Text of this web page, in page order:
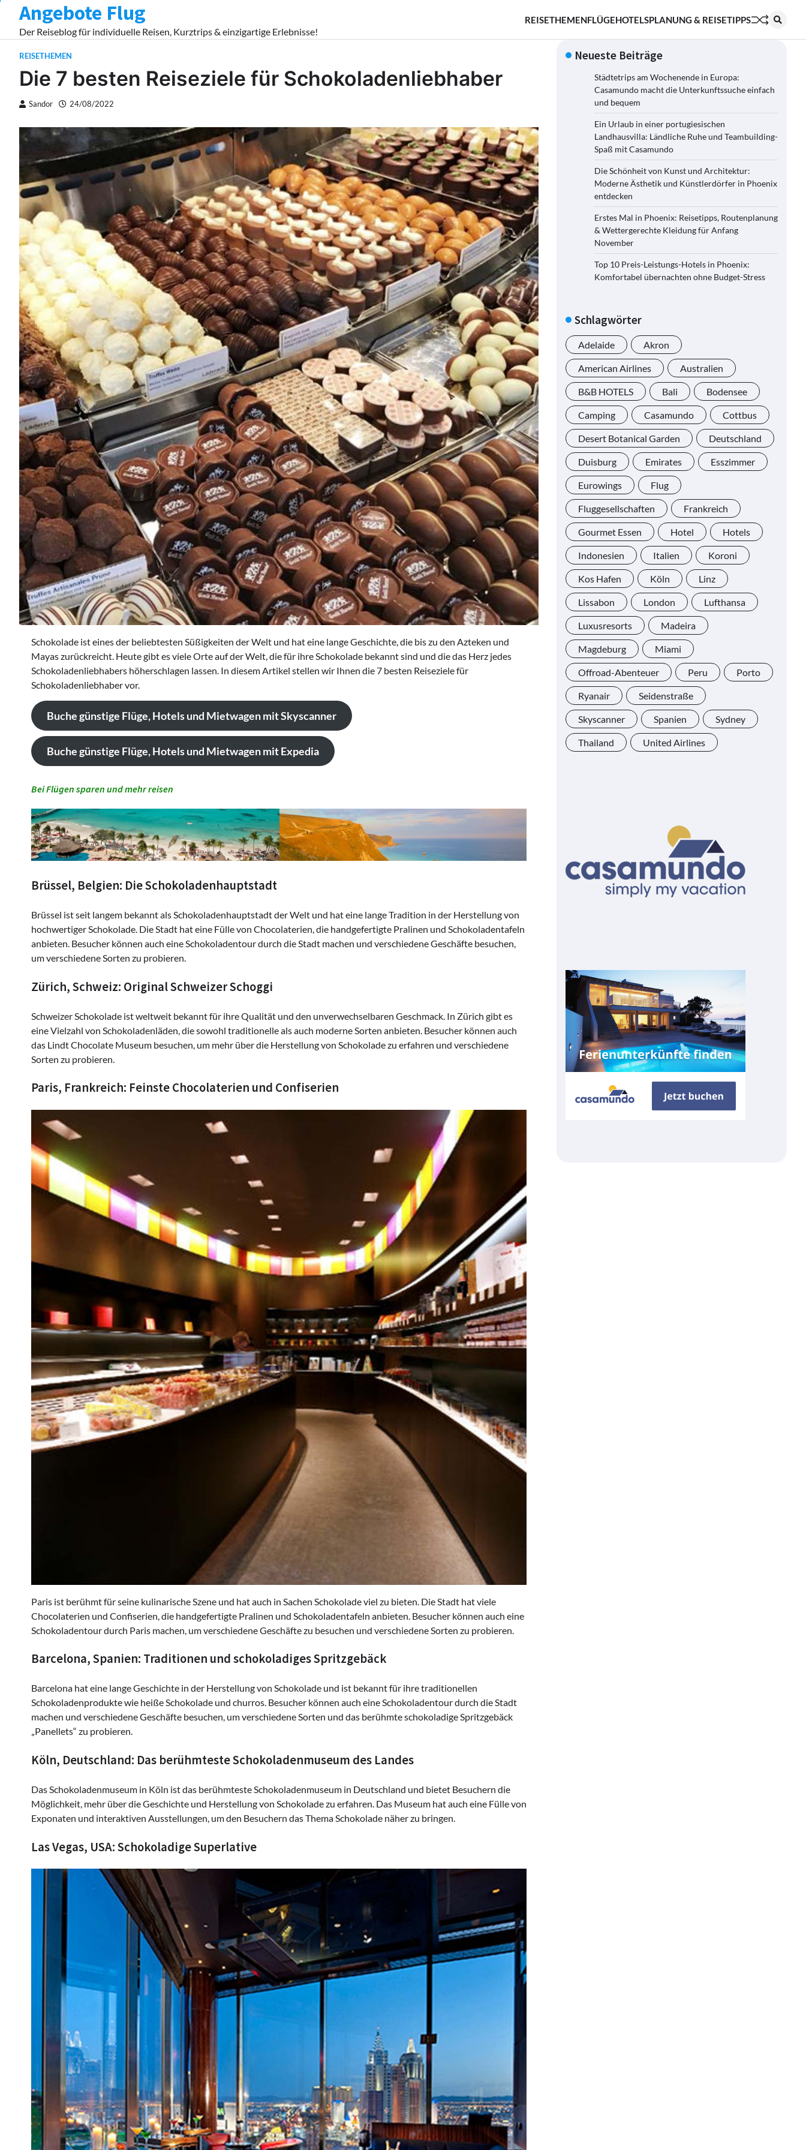
content
Angebote Flug
Der Reiseblog für individuelle Reisen, Kurztrips & einzigartige Erlebnisse!
REISETHEMENFLÜGEHOTELSPLANUNG & REISETIPPS
REISETHEMEN
Die 7 besten Reiseziele für Schokoladenliebhaber
Sandor 24/08/2022
Schokolade ist eines der beliebtesten Süßigkeiten der Welt und hat eine lange Geschichte, die bis zu den Azteken und
Mayas zurückreicht. Heute gibt es viele Orte auf der Welt, die für ihre Schokolade bekannt sind und die das Herz jedes
Schokoladenliebhabers höherschlagen lassen. In diesem Artikel stellen wir Ihnen die 7 besten Reiseziele für
Schokoladenliebhaber vor.
Buche günstige Flüge, Hotels und Mietwagen mit Skyscanner
Buche günstige Flüge, Hotels und Mietwagen mit Expedia
Bei Flügen sparen und mehr reisen
Brüssel, Belgien: Die Schokoladenhauptstadt
Brüssel ist seit langem bekannt als Schokoladenhauptstadt der Welt und hat eine lange Tradition in der Herstellung von
hochwertiger Schokolade. Die Stadt hat eine Fülle von Chocolaterien, die handgefertigte Pralinen und Schokoladentafeln
anbieten. Besucher können auch eine Schokoladentour durch die Stadt machen und verschiedene Geschäfte besuchen,
um verschiedene Sorten zu probieren.
Zürich, Schweiz: Original Schweizer Schoggi
Schweizer Schokolade ist weltweit bekannt für ihre Qualität und den unverwechselbaren Geschmack. In Zürich gibt es
eine Vielzahl von Schokoladenläden, die sowohl traditionelle als auch moderne Sorten anbieten. Besucher können auch
das Lindt Chocolate Museum besuchen, um mehr über die Herstellung von Schokolade zu erfahren und verschiedene
Sorten zu probieren.
Paris, Frankreich: Feinste Chocolaterien und Confiserien
Paris ist berühmt für seine kulinarische Szene und hat auch in Sachen Schokolade viel zu bieten. Die Stadt hat viele
Chocolaterien und Confiserien, die handgefertigte Pralinen und Schokoladentafeln anbieten. Besucher können auch eine
Schokoladentour durch Paris machen, um verschiedene Geschäfte zu besuchen und verschiedene Sorten zu probieren.
Barcelona, Spanien: Traditionen und schokoladiges Spritzgebäck
Barcelona hat eine lange Geschichte in der Herstellung von Schokolade und ist bekannt für ihre traditionellen
Schokoladenprodukte wie heiße Schokolade und churros. Besucher können auch eine Schokoladentour durch die Stadt
machen und verschiedene Geschäfte besuchen, um verschiedene Sorten und das berühmte schokoladige Spritzgebäck
„Panellets“ zu probieren.
Köln, Deutschland: Das berühmteste Schokoladenmuseum des Landes
Das Schokoladenmuseum in Köln ist das berühmteste Schokoladenmuseum in Deutschland und bietet Besuchern die
Möglichkeit, mehr über die Geschichte und Herstellung von Schokolade zu erfahren. Das Museum hat auch eine Fülle von
Exponaten und interaktiven Ausstellungen, um den Besuchern das Thema Schokolade näher zu bringen.
Las Vegas, USA: Schokoladige Superlative
Neueste Beiträge
Städtetrips am Wochenende in Europa:
Casamundo macht die Unterkunftssuche einfach
und bequem
Ein Urlaub in einer portugiesischen
Landhausvilla: Ländliche Ruhe und Teambuilding-
Spaß mit Casamundo
Die Schönheit von Kunst und Architektur:
Moderne Ästhetik und Künstlerdörfer in Phoenix
entdecken
Erstes Mal in Phoenix: Reisetipps, Routenplanung
& Wettergerechte Kleidung für Anfang
November
Top 10 Preis-Leistungs-Hotels in Phoenix:
Komfortabel übernachten ohne Budget-Stress
Schlagwörter
Adelaide Akron
American Airlines Australien
B&B HOTELS Bali Bodensee
Camping Casamundo Cottbus
Desert Botanical Garden Deutschland
Duisburg Emirates Esszimmer
Eurowings Flug
Fluggesellschaften Frankreich
Gourmet Essen Hotel Hotels
Indonesien Italien Koroni
Kos Hafen Köln Linz
Lissabon London Lufthansa
Luxusresorts Madeira
Magdeburg Miami
Offroad-Abenteuer Peru Porto
Ryanair Seidenstraße
Skyscanner Spanien Sydney
Thailand United Airlines